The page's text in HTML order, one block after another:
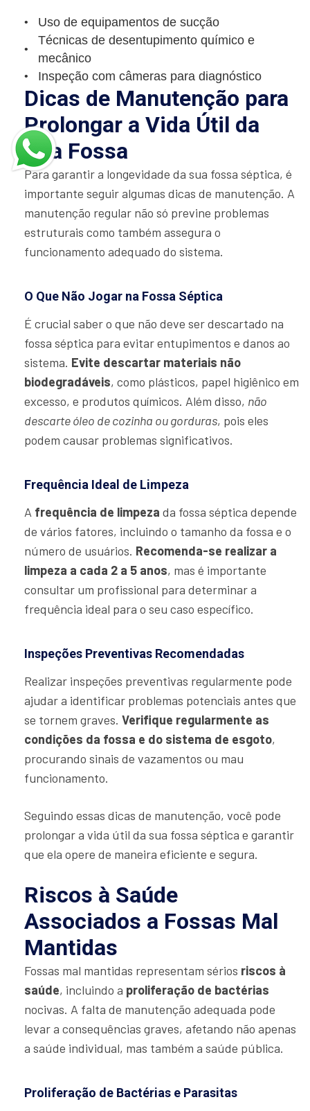
Uso de equipamentos de sucção
Técnicas de desentupimento químico e
mecânico
Inspeção com câmeras para diagnóstico
Dicas de Manutenção para
Prolongar a Vida Útil da
Sua Fossa
Para garantir a longevidade da sua fossa séptica, é
importante seguir algumas dicas de manutenção. A
manutenção regular não só previne problemas
estruturais como também assegura o
funcionamento adequado do sistema.
O Que Não Jogar na Fossa Séptica
É crucial saber o que não deve ser descartado na
fossa séptica para evitar entupimentos e danos ao
sistema. Evite descartar materiais não
biodegradáveis, como plásticos, papel higiênico em
excesso, e produtos químicos. Além disso, não
descarte óleo de cozinha ou gorduras, pois eles
podem causar problemas significativos.
Frequência Ideal de Limpeza
A frequência de limpeza da fossa séptica depende
de vários fatores, incluindo o tamanho da fossa e o
número de usuários. Recomenda-se realizar a
limpeza a cada 2 a 5 anos, mas é importante
consultar um profissional para determinar a
frequência ideal para o seu caso específico.
Inspeções Preventivas Recomendadas
Realizar inspeções preventivas regularmente pode
ajudar a identificar problemas potenciais antes que
se tornem graves. Verifique regularmente as
condições da fossa e do sistema de esgoto,
procurando sinais de vazamentos ou mau
funcionamento.
Seguindo essas dicas de manutenção, você pode
prolongar a vida útil da sua fossa séptica e garantir
que ela opere de maneira eficiente e segura.
Riscos à Saúde
Associados a Fossas Mal
Mantidas
Fossas mal mantidas representam sérios riscos à
saúde, incluindo a proliferação de bactérias
nocivas. A falta de manutenção adequada pode
levar a consequências graves, afetando não apenas
a saúde individual, mas também a saúde pública.
Proliferação de Bactérias e Parasitas